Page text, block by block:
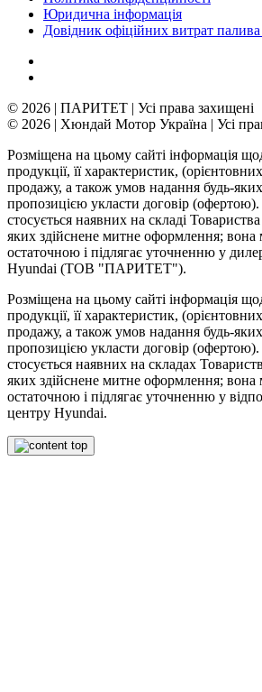
Юридична інформація
Довідник офіційних витрат
© 2026 | ПАРИТЕТ | Усі права захищені
© 2026 | Хюндай Мотор Україна | Усі
Розміщена на цьому сайті інформація
продукції, її характеристик,
продажу, а також умов надання будь-
пропозицією укласти договір
стосується наявних на складі
яких здійснене митне оформлення; вона
остаточною і підлягає уточненню у
Hyundai (ТОВ "ПАРИТЕТ").
Розміщена на цьому сайті інформація
продукції, її характеристик,
продажу, а також умов надання будь-
пропозицією укласти договір
стосується наявних на складах
яких здійснене митне оформлення; вона
остаточною і підлягає уточненню у
центру Hyundai.